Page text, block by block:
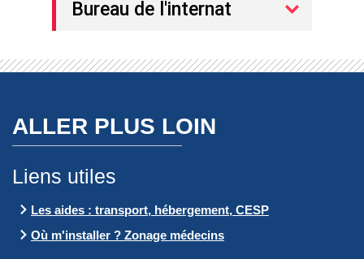
Bureau de l'internat
ALLER PLUS LOIN
Liens utiles
Les aides : transport, hébergement, CESP
Où m'installer ? Zonage médecins